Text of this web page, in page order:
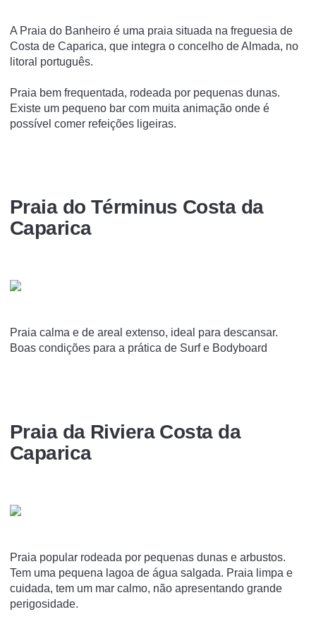
A Praia do Banheiro é uma praia situada na freguesia de
Costa de Caparica, que integra o concelho de Almada, no
litoral português.
Praia bem frequentada, rodeada por pequenas dunas.
Existe um pequeno bar com muita animação onde é
possível comer refeições ligeiras.
Praia do Términus Costa da
Caparica
Praia calma e de areal extenso, ideal para descansar.
Boas condições para a prática de Surf e Bodyboard
Praia da Riviera Costa da
Caparica
Praia popular rodeada por pequenas dunas e arbustos.
Tem uma pequena lagoa de água salgada. Praia limpa e
cuidada, tem um mar calmo, não apresentando grande
perigosidade.